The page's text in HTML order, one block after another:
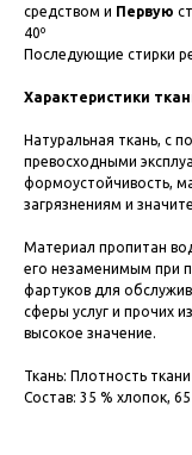
средством и Первую
40º
Последующие стирки
Характеристики
Натуральная ткань, с
превосходными
формоустойчивость,
загрязнениям и
Материал пропитан
его незаменимым при
фартуков для
сферы услуг и прочих
высокое значение.
Ткань: Плотность
Состав: 35 % хлопок,